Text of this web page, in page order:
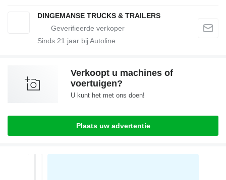
DINGEMANSE TRUCKS & TRAILERS
Sinds 21 jaar bij Autoline
Verkoopt u machines of
voertuigen?
U kunt het met ons doen!
Plaats uw advertentie